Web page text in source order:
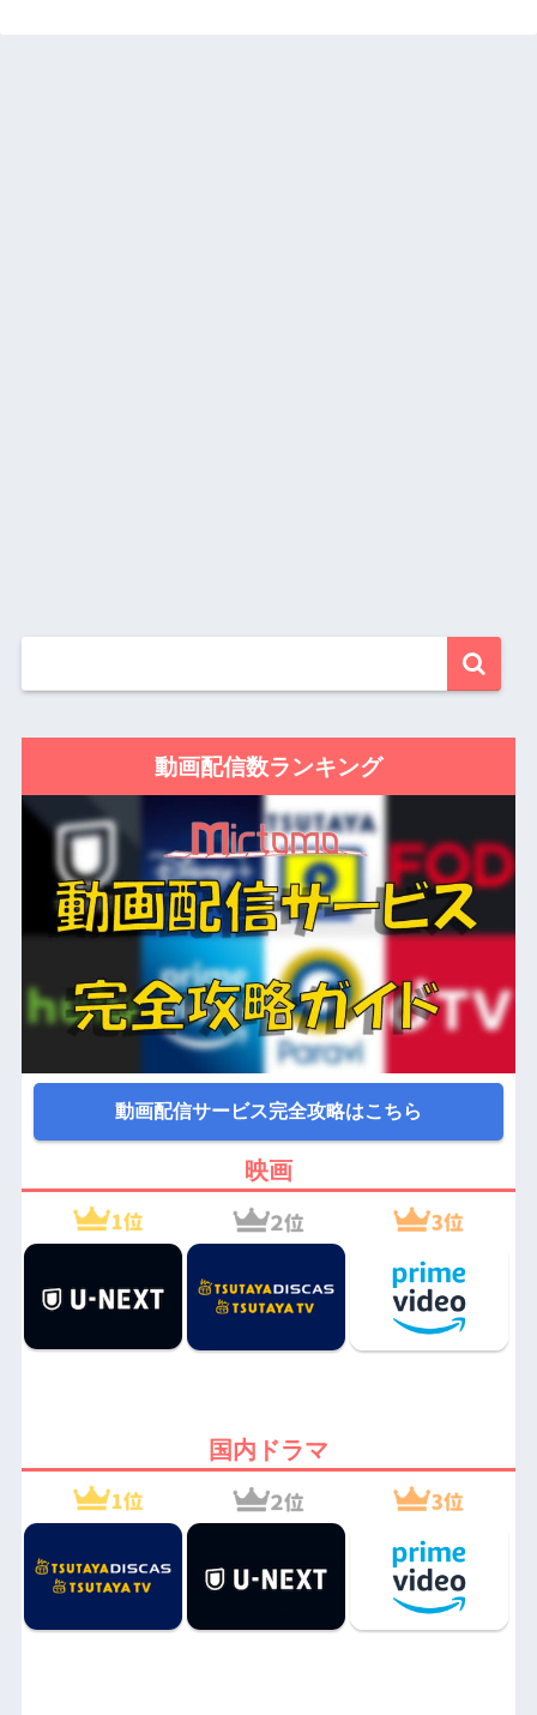
動画配信数ランキング
動画配信サービス完全攻略はこちら
映画
国内ドラマ